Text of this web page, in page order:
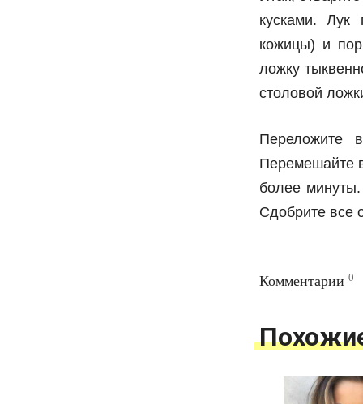
кусками. Лук
кожицы) и
ложку
столовой
Переложите
Перемешайте
более
Сдобрите все
Комментарии 0